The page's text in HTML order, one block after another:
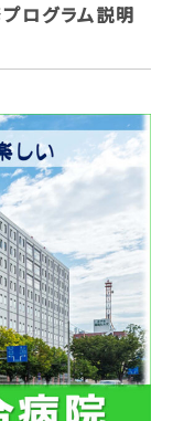
ログラム説明